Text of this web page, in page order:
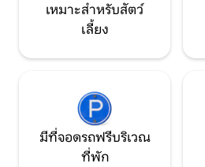
เหมาะสำหรับสัตว์
เลี้ยง
มีที่จอดรถฟรีบริเวณ
ที่พัก